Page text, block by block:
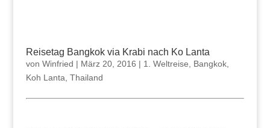
Reisetag Bangkok via Krabi nach Ko Lanta
von Winfried | März 20, 2016 | 1. Weltreise Bangkok,
Koh Lanta Thailand